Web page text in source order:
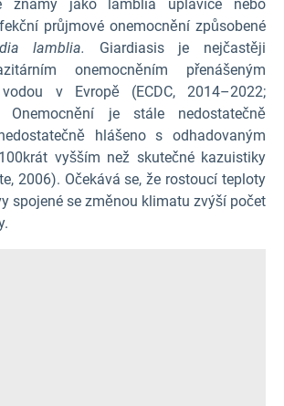
známý jako lamblia úplavice nebo
průjmové onemocnění způsobené
lamblia.
Giardiasis je nejčastěji
onemocněním přenášeným
v Evropě (ECDC, 2014–2022;
Onemocnění je stále nedostatečně
hlášeno s odhadovaným
vyšším než skutečné kazuistiky
2006). Očekává se, že rostoucí teploty
spojené se změnou klimatu zvýší počet